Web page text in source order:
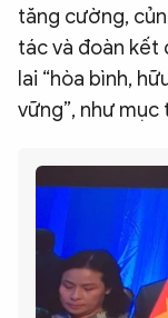
tăng cường,
tác và đoàn
lai “hòa bình,
vững”, như